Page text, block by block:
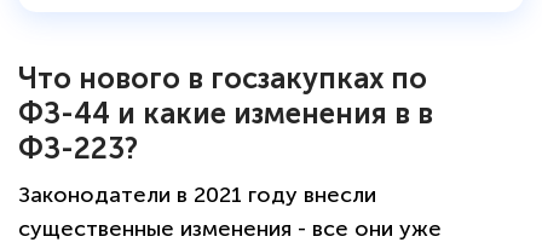
Что нового в госзакупках по
ФЗ-44 и какие изменения в в
ФЗ-223?
Законодатели в 2021 году внесли
существенные изменения - все они уже